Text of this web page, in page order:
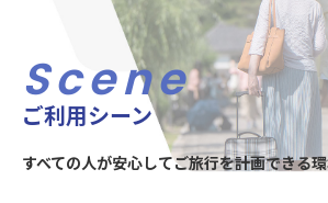
Scene
ご利用シーン
すべての人が安心してご旅行を計画できる環